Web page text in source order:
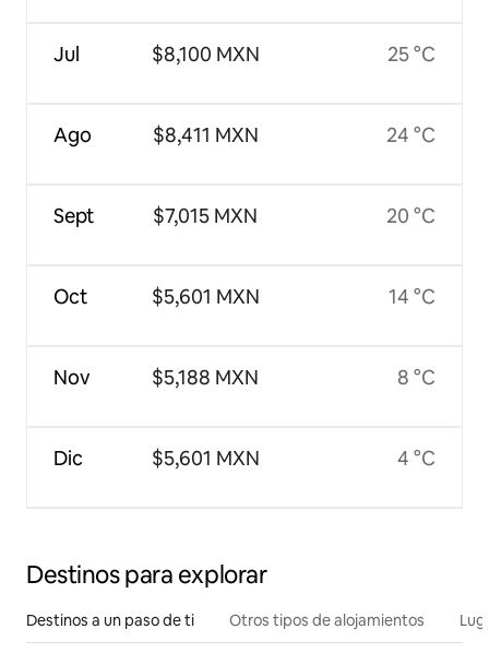
Jul
Ago
Sept
Oct
Nov
Dic
$8,100 MXN
$8,411 MXN
$7,015 MXN
$5,601 MXN
$5,188 MXN
$5,601 MXN
25 °C
24 °C
20 °C
14 °C
8 °C
4 °C
Destinos para explorar
Destinos a un paso de ti Otros tipos de alojamientos